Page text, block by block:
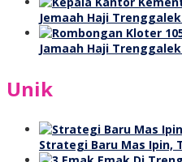
Jemaah Haji
Jamaah Haji
Unik
Strategi Baru Mas Ipin,